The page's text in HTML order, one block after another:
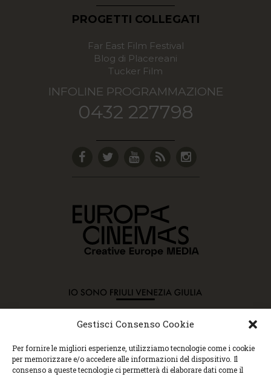
Gestisci Consenso Cookie
Per fornire le migliori esperienze, utilizziamo tecnologie come i cookie
per memorizzare e/o accedere alle informazioni del dispositivo. Il
consenso a queste tecnologie ci permetterà di elaborare dati come il
PROGETTI COLLEGATI
Far East Film Festival
Blog di Placereani
Tucker Film
INFOLINE PROGRAMMAZIONE
0432 227798
Copyright © 2015 Cec, Tutti i diritti riservati. Nessun
contenuto può essere copiato o manipolato. Accedendo al
sito approvi la Policy sulla privacy e la Policy sui